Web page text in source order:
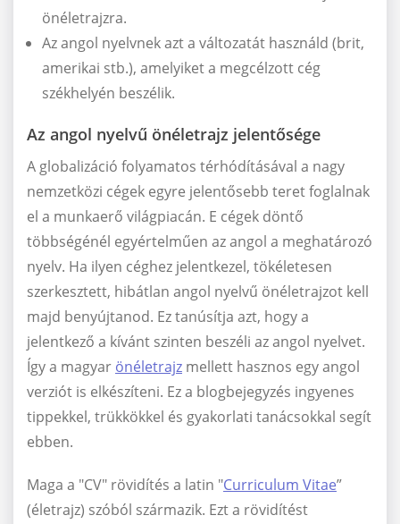
önéletrajzra.
Az angol nyelvnek azt a változatát használd (brit,
amerikai stb.), amelyiket a megcélzott cég
székhelyén beszélik.
Az angol nyelvű önéletrajz jelentősége
A globalizáció folyamatos térhódításával a nagy
nemzetközi cégek egyre jelentősebb teret foglalnak
el a munkaerő világpiacán. E cégek döntő
többségénél egyértelműen az angol a meghatározó
nyelv. Ha ilyen céghez jelentkezel, tökéletesen
szerkesztett, hibátlan angol nyelvű önéletrajzot kell
majd benyújtanod. Ez tanúsítja azt, hogy a
jelentkező a kívánt szinten beszéli az angol nyelvet.
Így a magyar önéletrajz mellett hasznos egy angol
verziót is elkészíteni. Ez a blogbejegyzés ingyenes
tippekkel, trükkökkel és gyakorlati tanácsokkal segít
ebben.
Maga a "CV" rövidítés a latin "Curriculum Vitae”
(életrajz) szóból származik. Ezt a rövidítést